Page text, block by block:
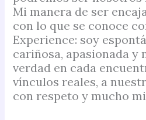
Mi manera de ser
con lo que se conoce
Experience: soy
cariñosa, apasionada y
verdad en cada
vínculos reales, a
con respeto y mucho